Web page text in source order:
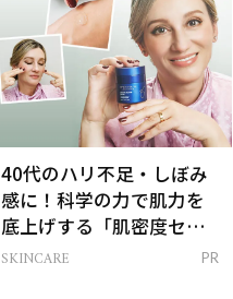
40代のハリ不足・しぼみ
感に！科学の力で肌力を
底上げする「肌密度セラ
ム」
SKINCARE PR